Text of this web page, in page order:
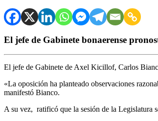
El jefe de Gabinete bonaerense
El jefe de Gabinete de Axel Kicillof, Carlos
«La oposición ha planteado observaciones
manifestó Bianco.
A su vez, ratificó que la sesión de la Legislatura